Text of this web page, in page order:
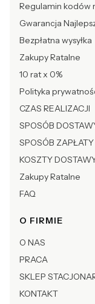
Regulamin kodów
Gwarancja
Bezpłatna wysyłka
Zakupy Ratalne
10 rat x 0%
Polityka
CZAS REALIZACJI
SPOSÓB
SPOSÓB ZAPŁATY
KOSZTY
Zakupy Ratalne
FAQ
O FIRMIE
O NAS
PRACA
SKLEP
KONTAKT